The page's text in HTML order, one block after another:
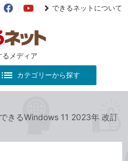
メディア
旧
FacebookYouTube
できるネットについて
カテゴリーから探す
きるWindows 11 2023年 改訂